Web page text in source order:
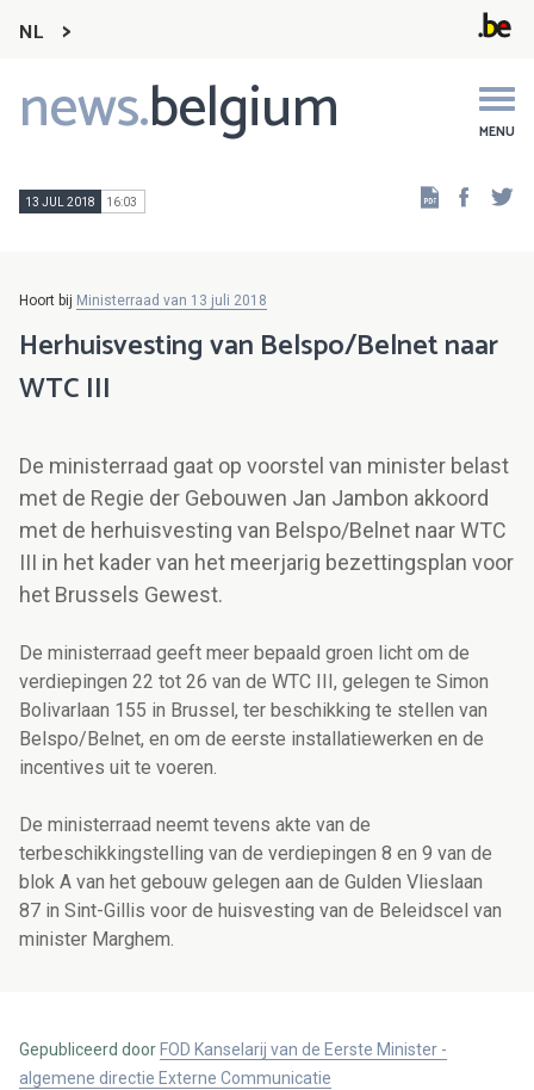
NL
news.belgium MENU
Main
navigation
13 JUL 2018 16:03
Hoort bij Ministerraad van 13 juli 2018
Herhuisvesting van Belspo/Belnet naar
WTC III
De ministerraad gaat op voorstel van minister belast
met de Regie der Gebouwen Jan Jambon akkoord
met de herhuisvesting van Belspo/Belnet naar WTC
III in het kader van het meerjarig bezettingsplan voor
het Brussels Gewest.
De ministerraad geeft meer bepaald groen licht om de
verdiepingen 22 tot 26 van de WTC III, gelegen te Simon
Bolivarlaan 155 in Brussel, ter beschikking te stellen van
Belspo/Belnet, en om de eerste installatiewerken en de
incentives uit te voeren.
De ministerraad neemt tevens akte van de
terbeschikkingstelling van de verdiepingen 8 en 9 van de
blok A van het gebouw gelegen aan de Gulden Vlieslaan
87 in Sint-Gillis voor de huisvesting van de Beleidscel van
minister Marghem.
Gepubliceerd door FOD Kanselarij van de Eerste Minister -
algemene directie Externe Communicatie